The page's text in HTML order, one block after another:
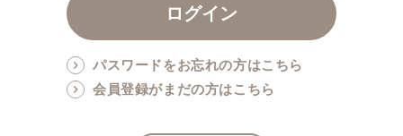
パスワードをお忘れの方はこちら
会員登録がまだの方はこちら